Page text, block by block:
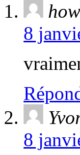
8
8